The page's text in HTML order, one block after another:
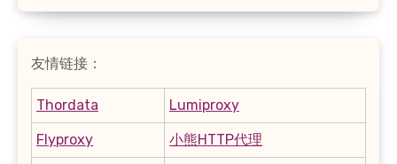
友情链接：
Thordata Lumiproxy
Flyproxy 小熊HTTP代理